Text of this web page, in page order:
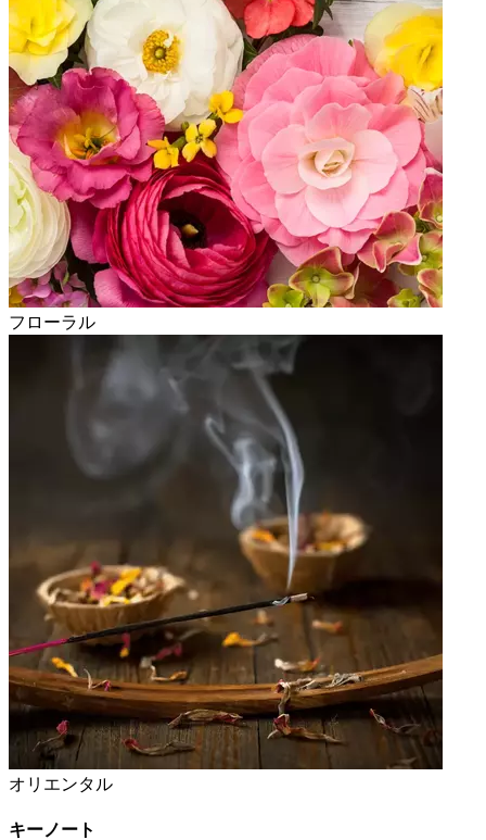
フローラル
オリエンタル
キーノート